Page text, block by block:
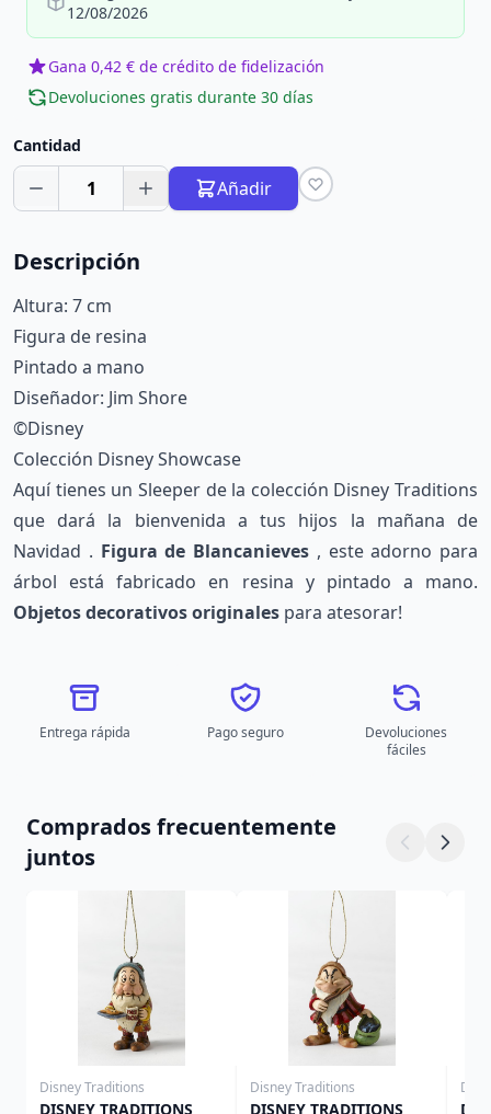
12/08/2026
Gana 0,42 € de crédito de fidelización
Devoluciones gratis durante 30 días
Cantidad
1 Añadir
Descripción
Altura: 7 cm
Figura de resina
Pintado a mano
Diseñador: Jim Shore
©Disney
Colección Disney Showcase
Aquí tienes un Sleeper de la colección Disney Traditions
que dará la bienvenida a tus hijos la mañana de
Navidad . Figura de Blancanieves , este adorno para
árbol está fabricado en resina y pintado a mano.
Objetos decorativos originales para atesorar!
Entrega rápida Pago seguro
Devoluciones
fáciles
Comprados frecuentemente
juntos
Disney Traditions
DISNEY TRADITIONS
Disney Traditions
DISNEY TRADITIONS